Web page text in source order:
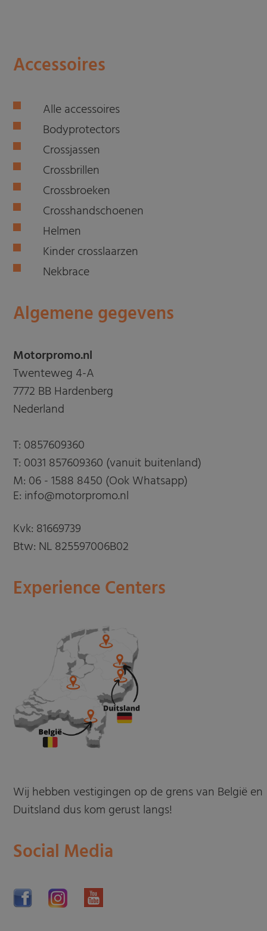
Accessoires
Alle accessoires
Bodyprotectors
Crossjassen
Crossbrillen
Crossbroeken
Crosshandschoenen
Helmen
Kinder crosslaarzen
Nekbrace
Algemene gegevens
Motorpromo.nl
Twenteweg 4-A
7772 BB Hardenberg
Nederland
T: 0857609360
T: 0031 857609360 (vanuit buitenland)
M: 06 - 1588 8450 (Ook Whatsapp)
E: info@motorpromo.nl
Kvk: 81669739
Btw: NL 825597006B02
Experience Centers
Wij hebben vestigingen op de grens van België en
Duitsland dus kom gerust langs!
Social Media